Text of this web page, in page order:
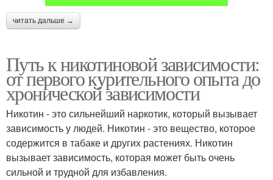
читать дальше →
Путь к никотиновой зависимости:
от первого курительного опыта до
хронической зависимости
Никотин - это сильнейший наркотик, который вызывает
зависимость у людей. Никотин - это вещество, которое
содержится в табаке и других растениях. Никотин
вызывает зависимость, которая может быть очень
сильной и трудной для избавления.